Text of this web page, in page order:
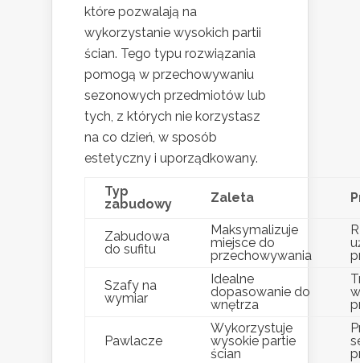
które pozwalają na
wykorzystanie wysokich partii
ścian. Tego typu rozwiązania
pomogą w przechowywaniu
sezonowych przedmiotów lub
tych, z których nie korzystasz
na co dzień, w sposób
estetyczny i uporządkowany.
Typ
zabudowy
Zaleta
Zabudowa
do sufitu
Maksymalizuje
miejsce do
przechowywania
Szafy na
wymiar
Idealne
dopasowanie do
wnętrza
Pawlacze
Wykorzystuje
wysokie partie
ścian